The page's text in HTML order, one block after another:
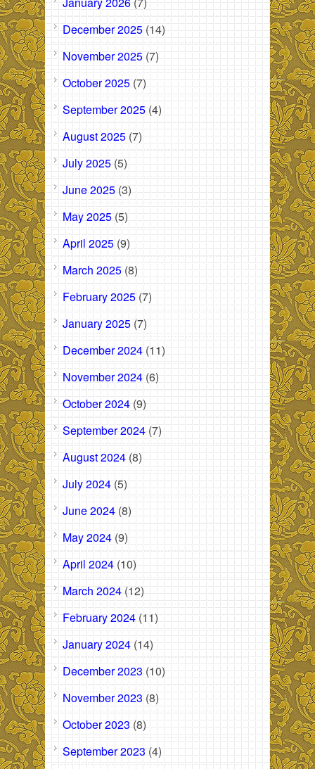
December 2025 (14)
November 2025 (7)
October 2025 (7)
September 2025 (4)
August 2025 (7)
July 2025 (5)
June 2025 (3)
May 2025 (5)
April 2025 (9)
March 2025 (8)
February 2025 (7)
January 2025 (7)
December 2024 (11)
November 2024 (6)
October 2024 (9)
September 2024 (7)
August 2024 (8)
July 2024 (5)
June 2024 (8)
May 2024 (9)
April 2024 (10)
March 2024 (12)
February 2024 (11)
January 2024 (14)
December 2023 (10)
November 2023 (8)
October 2023 (8)
September 2023 (4)